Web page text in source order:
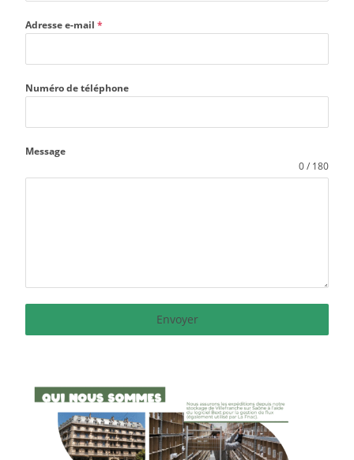
Adresse e-mail*
Numéro de téléphone
Message
0 / 180
Envoyer